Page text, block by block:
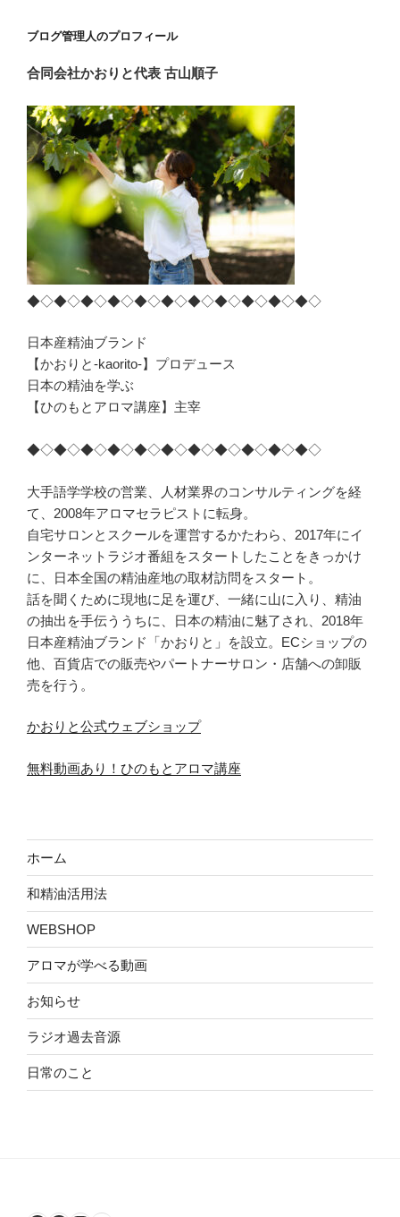
ブログ管理人のプロフィール
合同会社かおりと代表 古山順子
◆◇◆◇◆◇◆◇◆◇◆◇◆◇◆◇◆◇◆◇◆◇
日本産精油ブランド
【かおりと-kaorito-】プロデュース
日本の精油を学ぶ
【ひのもとアロマ講座】主宰
◆◇◆◇◆◇◆◇◆◇◆◇◆◇◆◇◆◇◆◇◆◇
大手語学学校の営業、人材業界のコンサルティングを経
て、2008年アロマセラピストに転身。
自宅サロンとスクールを運営するかたわら、2017年にイ
ンターネットラジオ番組をスタートしたことをきっかけ
に、日本全国の精油産地の取材訪問をスタート。
話を聞くために現地に足を運び、一緒に山に入り、精油
の抽出を手伝ううちに、日本の精油に魅了され、2018年
日本産精油ブランド「かおりと」を設立。ECショップの
他、百貨店での販売やパートナーサロン・店舗への卸販
売を行う。
かおりと公式ウェブショップ
無料動画あり！ひのもとアロマ講座
ホーム
和精油活用法
WEBSHOP
アロマが学べる動画
お知らせ
ラジオ過去音源
日常のこと